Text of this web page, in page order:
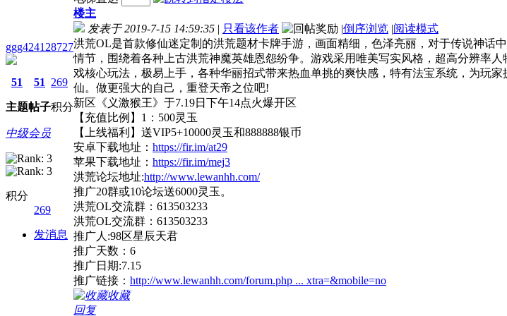
ggg424128727
51
主题
51
帖子
269
积分
中级会员
积分
269
发消息
楼主
发表于 2019-7-15 14:59:35 | 只看该作者 |倒序浏览 |阅读模式
洪荒OL是首款修仙迷定制的洪荒题材卡牌手游，画面精细，色泽亮丽，对于传说神
情节，围绕着各种上古洪荒神魔英雄恩怨纷争。游戏采用唯美写实风格，超高分辨率
戏核心玩法，极易上手，各种华丽招式带来热血单挑的爽快感，特有法宝系统，为玩
仙。做更强大的自己，重登天帝之位吧!
新区《义激猴王》于7.19日下午14点火爆开区
【充值比例】1：500灵玉
【上线福利】送VIP5+10000灵玉和888888银币
安卓下载地址： https://fir.im/at29
苹果下载地址： https://fir.im/mej3
洪荒论坛地址:http://www.lewanhh.com/
推广20群或10论坛送6000灵玉。
洪荒OL交流群：613503233
洪荒OL交流群：613503233
推广人:98区星辰天君
推广天数：6
推广日期:7.15
推广链接： http://www.lewanhh.com/forum.php ... xtra=&mobile=no
收藏
回复